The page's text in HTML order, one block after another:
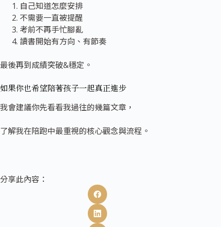
自己知道怎麼安排
不需要一直被提醒
考前不再手忙腳亂
讀書開始有方向、有節奏
最後再到成績突破&穩定。
如果你也希望陪著孩子一起真正進步
我會建議你先看看我過往的幾篇文章，
了解我在陪跑中最重視的核心觀念與流程。
分享此內容：